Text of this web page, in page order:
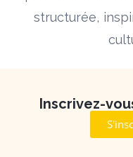
structurée,
Inscrivez-